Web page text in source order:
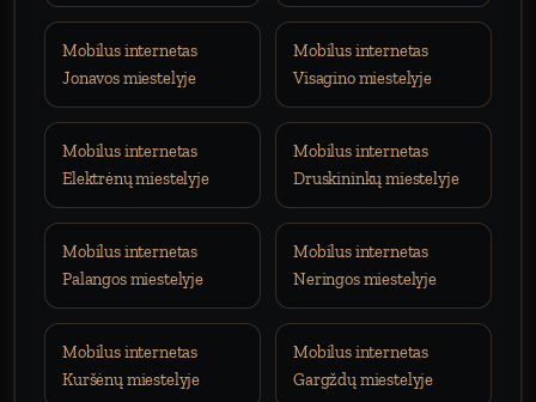
Mobilus internetas
Jonavos miestelyje
Mobilus internetas
Visagino miestelyje
Mobilus internetas
Elektrėnų miestelyje
Mobilus internetas
Druskininkų miestelyje
Mobilus internetas
Palangos miestelyje
Mobilus internetas
Neringos miestelyje
Mobilus internetas
Kuršėnų miestelyje
Mobilus internetas
Gargždų miestelyje